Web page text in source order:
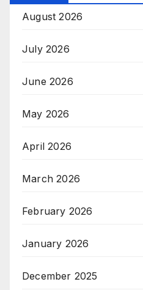
August 2026
July 2026
June 2026
May 2026
April 2026
March 2026
February 2026
January 2026
December 2025